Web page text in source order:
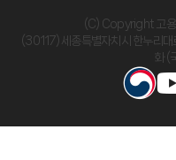
(C) Copyright 고
(30117) 세종특별자치시 한누리
화 (